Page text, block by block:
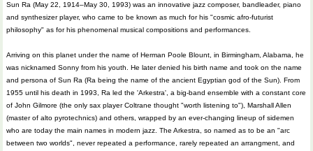
Sun Ra (May 22, 1914–May 30, 1993) was an innovative jazz composer, bandleader, piano
and synthesizer player, who came to be known as much for his "cosmic afro-futurist
philosophy" as for his phenomenal musical compositions and performances.
Arriving on this planet under the name of Herman Poole Blount, in Birmingham, Alabama, he
was nicknamed Sonny from his youth. He later denied his birth name and took on the name
and persona of Sun Ra (Ra being the name of the ancient Egyptian god of the Sun). From
1955 until his death in 1993, Ra led the 'Arkestra', a big-band ensemble with a constant core
of John Gilmore (the only sax player Coltrane thought "worth listening to"), Marshall Allen
(master of alto pyrotechnics) and others, wrapped by an ever-changing lineup of sidemen
who are today the main names in modern jazz. The Arkestra, so named as to be an "arc
between two worlds", never repeated a performance, rarely repeated an arrangment, and